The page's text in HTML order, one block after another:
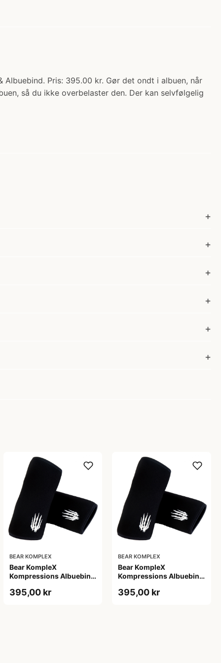
Pris: 395.00 kr. Gør det ondt i albuen, når
så du ikke overbelaster den. Der kan selvfølgelig
BEAR KOMPLEX
Bear KompleX
Kompressions Albuebind
styrketræning
395,00 kr
BEAR KOMPLEX
Bear KompleX
Kompressions Albuebind
støttebind til albue
395,00 kr